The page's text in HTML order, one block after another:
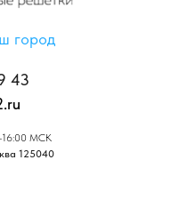
город
43
16:00 МСК
125040